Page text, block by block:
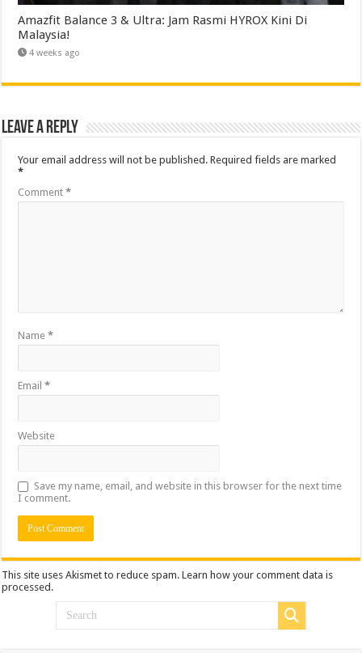
Amazfit Balance 3 & Ultra: Jam Rasmi HYROX Kini Di
Malaysia!
4 weeks ago
Leave a Reply
Your email address will not be published. Required fields are marked
*
Comment*
Name*
Email*
Website
Save my name, email, and website in this browser for the next time
I comment.
This site uses Akismet to reduce spam.Learn how your comment data is
processed.